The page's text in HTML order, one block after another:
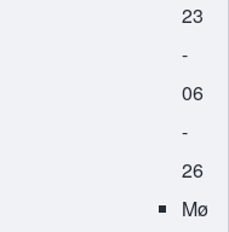
23
-
06
-
26
Mø